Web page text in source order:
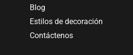
Blog
Estilos de decoración
Contáctenos